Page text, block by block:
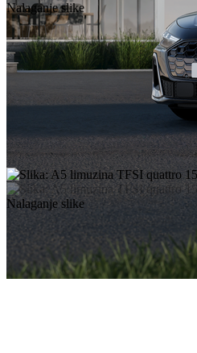
Nalaganje slike
Nalaganje slike